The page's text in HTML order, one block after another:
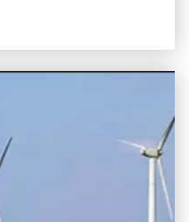
которая